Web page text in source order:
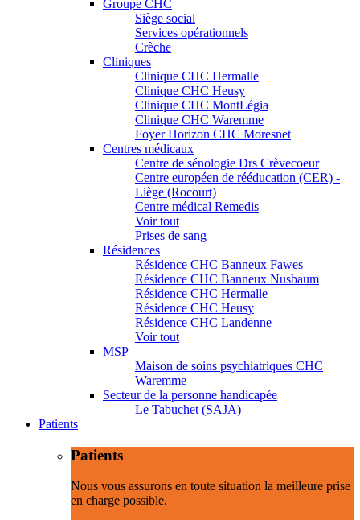
Groupe CHC
Siège social
Services opérationnels
Crèche
Cliniques
Clinique CHC Hermalle
Clinique CHC Heusy
Clinique CHC MontLégia
Clinique CHC Waremme
Foyer Horizon CHC Moresnet
Centres médicaux
Centre de sénologie Drs Crèvecoeur
Centre européen de rééducation (CER) -
Liège (Rocourt)
Centre médical Remedis
Voir tout
Prises de sang
Résidences
Résidence CHC Banneux Fawes
Résidence CHC Banneux Nusbaum
Résidence CHC Hermalle
Résidence CHC Heusy
Résidence CHC Landenne
Voir tout
MSP
Maison de soins psychiatriques CHC
Waremme
Secteur de la personne handicapée
Le Tabuchet (SAJA)
Patients
Patients
Nous vous assurons en toute situation la meilleure prise
en charge possible.